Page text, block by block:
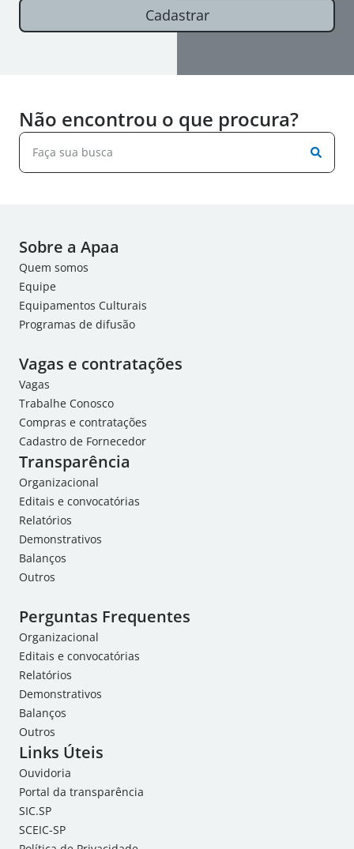
Cadastrar
Não encontrou o que procura?
Sobre a Apaa
Quem somos
Equipe
Equipamentos Culturais
Programas de difusão
Vagas e contratações
Vagas
Trabalhe Conosco
Compras e contratações
Cadastro de Fornecedor
Transparência
Organizacional
Editais e convocatórias
Relatórios
Demonstrativos
Balanços
Outros
Perguntas Frequentes
Organizacional
Editais e convocatórias
Relatórios
Demonstrativos
Balanços
Outros
Links Úteis
Ouvidoria
Portal da transparência
SIC.SP
SCEIC-SP